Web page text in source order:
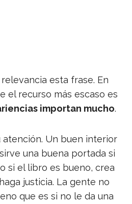
esta frase. En
el recurso más escaso es
importan mucho.
Un buen interior
una buena portada si
si el libro es bueno, crea
justicia. La gente no
que es si no le da una